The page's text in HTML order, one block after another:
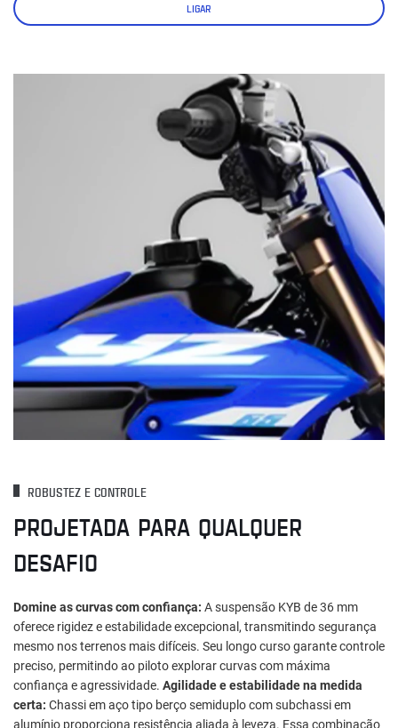
LIGAR
ROBUSTEZ E CONTROLE
PROJETADA PARA QUALQUER
DESAFIO
Domine as curvas com confiança: A suspensão KYB de 36 mm
oferece rigidez e estabilidade excepcional, transmitindo segurança
mesmo nos terrenos mais difíceis. Seu longo curso garante controle
preciso, permitindo ao piloto explorar curvas com máxima
confiança e agressividade. Agilidade e estabilidade na medida
certa: Chassi em aço tipo berço semiduplo com subchassi em
alumínio proporciona resistência aliada à leveza. Essa combinação